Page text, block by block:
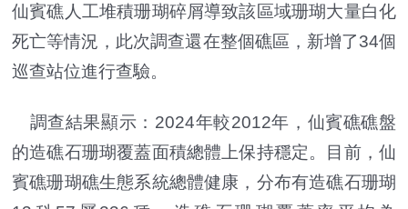
仙賓礁人工堆積珊瑚碎屑導致該區域珊瑚大量白化
死亡等情況，此次調查還在整個礁區，新增了34個
巡查站位進行查驗。
調查結果顯示：2024年較2012年，仙賓礁礁盤
的造礁石珊瑚覆蓋面積總體上保持穩定。目前，仙
賓礁珊瑚礁生態系統總體健康，分布有造礁石珊瑚